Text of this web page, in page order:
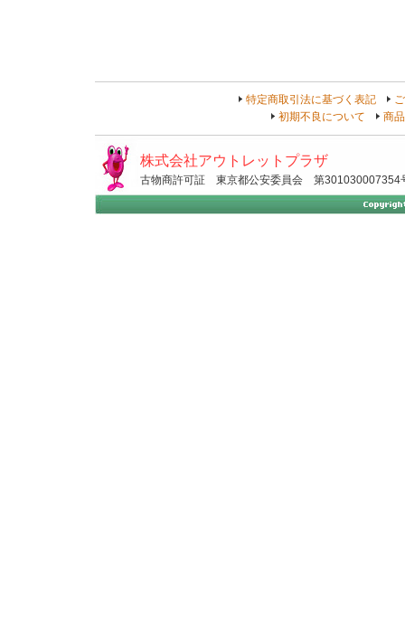
特定商取引法に基づく表記
初期不良について
商
株式会社アウトレットプラザ
古物商許可証 東京都公安委員会 第301030007354